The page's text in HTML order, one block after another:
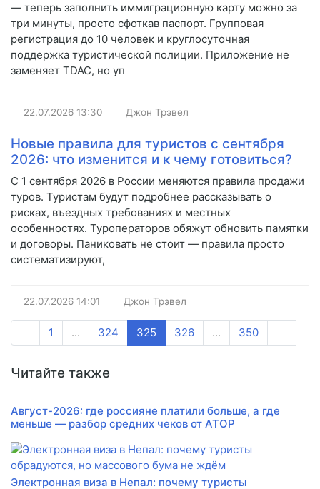
— теперь заполнить иммиграционную карту можно за
три минуты, просто сфоткав паспорт. Групповая
регистрация до 10 человек и круглосуточная
поддержка туристической полиции. Приложение не
заменяет TDAC, но уп
22.07.2026 13:30 Джон Трэвел
Новые правила для туристов с сентября
2026: что изменится и к чему готовиться?
С 1 сентября 2026 в России меняются правила продажи
туров. Туристам будут подробнее рассказывать о
рисках, въездных требованиях и местных
особенностях. Туроператоров обяжут обновить памятки
и договоры. Паниковать не стоит — правила просто
систематизируют,
22.07.2026 14:01 Джон Трэвел
1 ... 324 325 326 ... 350
Читайте также
Август-2026: где россияне платили больше, а где
меньше — разбор средних чеков от АТОР
Электронная виза в Непал: почему туристы